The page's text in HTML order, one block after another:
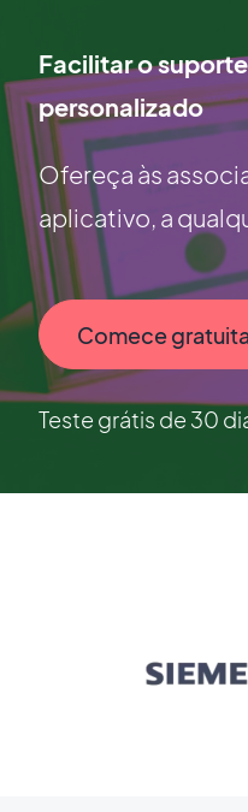
Facilitar o
personalizado
Ofereça às
aplicativo, a
Comece
Teste grátis de 30